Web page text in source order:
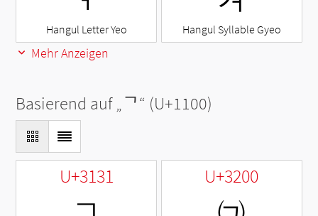
Hangul Letter Yeo Hangul Syllable Gyeo
Mehr Anzeigen
Basierend auf „ᄀ“ (U+1100)
U+3131 U+3200